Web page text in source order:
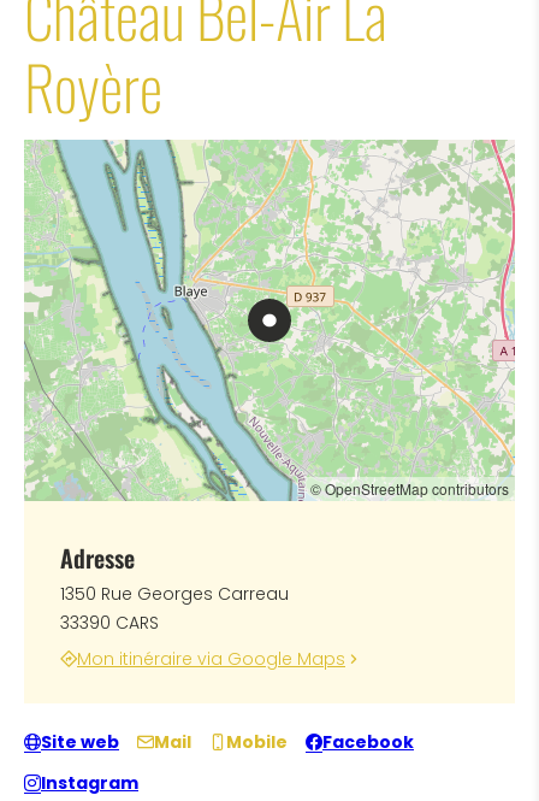
Royère
© OpenStreetMap contributors
Adresse
1350 Rue Georges Carreau
33390 CARS
Mon itinéraire via Google Maps
Site web Mail Mobile
Facebook
Instagram